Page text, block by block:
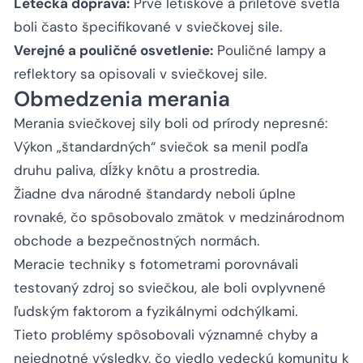
boli často špecifikované v sviečkovej sile.
Verejné a pouličné osvetlenie: Pouličné lampy a
reflektory sa opisovali v sviečkovej sile.
Obmedzenia merania
Merania sviečkovej sily boli od prírody nepresné:
Výkon „štandardných“ sviečok sa menil podľa
druhu paliva, dĺžky knôtu a prostredia.
Žiadne dva národné štandardy neboli úplne
rovnaké, čo spôsobovalo zmätok v medzinárodnom
obchode a bezpečnostných normách.
Meracie techniky s fotometrami porovnávali
testovaný zdroj so sviečkou, ale boli ovplyvnené
ľudským faktorom a fyzikálnymi odchýlkami.
Tieto problémy spôsobovali významné chyby a
nejednotné výsledky, čo viedlo vedeckú komunitu k